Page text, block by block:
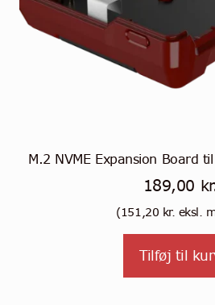
M.2 NVME Expansion Board
189,00
(151,20 kr. eksl.
Tilføj til